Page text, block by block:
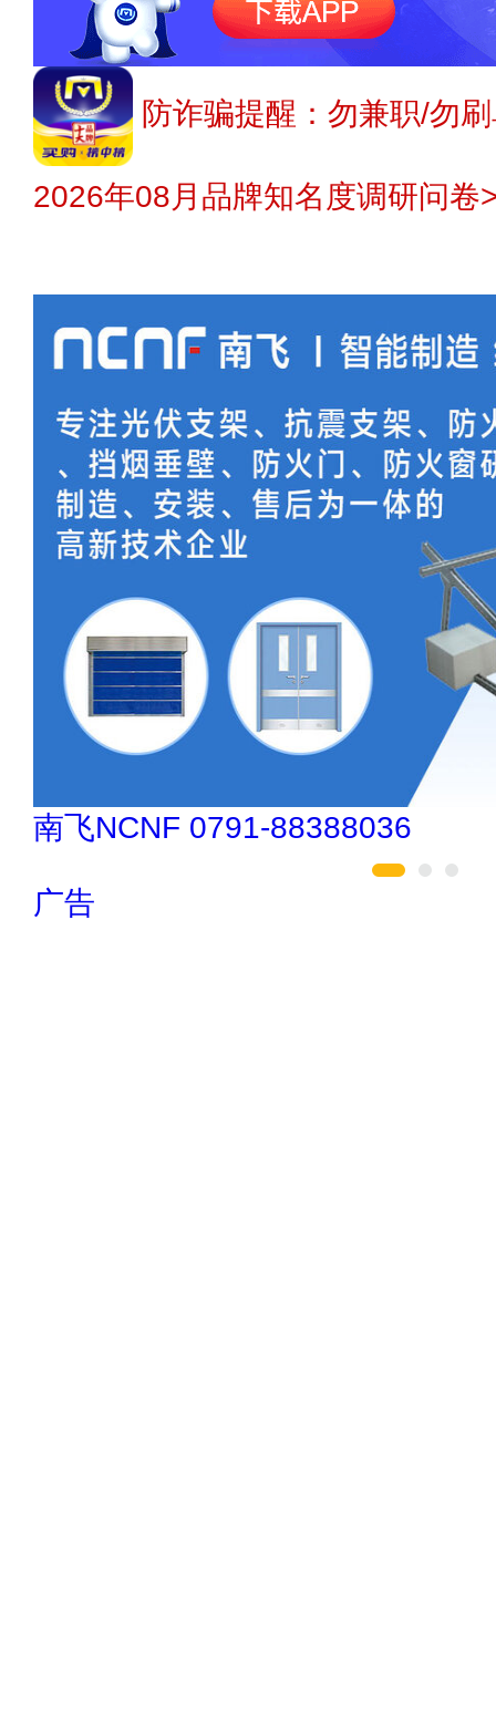
防诈骗提醒：勿兼职/勿
2026年08月品牌知名度调研问卷
如鱼得水高端窗帘 4008-2614-88
广告